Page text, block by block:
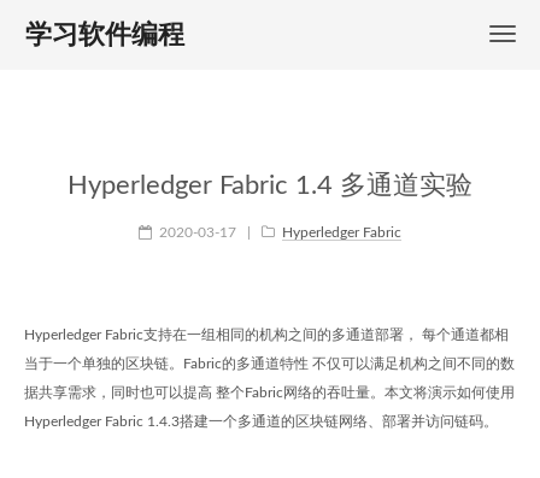
学习软件编程
Hyperledger Fabric 1.4 多通道实验
2020-03-17 Hyperledger Fabric
Hyperledger Fabric支持在一组相同的机构之间的多通道部署， 每个通道都相
当于一个单独的区块链。Fabric的多通道特性 不仅可以满足机构之间不同的数
据共享需求，同时也可以提高 整个Fabric网络的吞吐量。本文将演示如何使用
Hyperledger Fabric 1.4.3搭建一个多通道的区块链网络、部署并访问链码。